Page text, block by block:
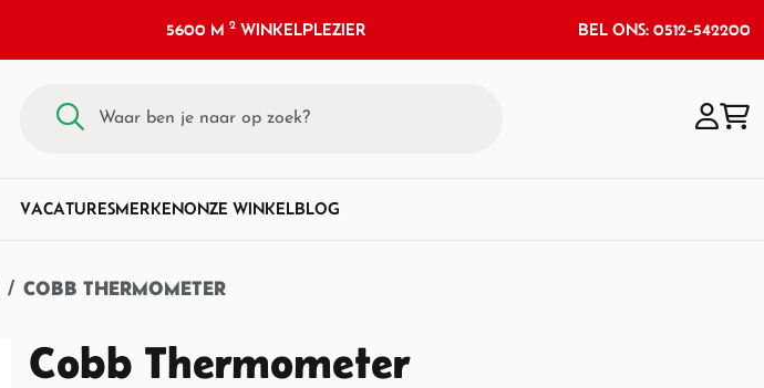
5600 M2 WINKELPLEZIER BEL ONS: 0512-542200
VACATURESMERKENONZE WINKELBLOG
COBB THERMOMETER
Cobb Thermometer